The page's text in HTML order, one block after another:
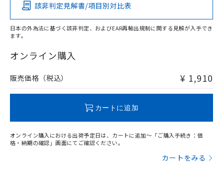
O
在庫等で未対応品が混在する可能性があります。
問い合わせください。
該非判定見解書/項目別対比表
日本の外為法に基づく該非判定、およびEAR再輸出規制に関する見解が入手でき
ます。
オンライン購入
販売価格（税込） ¥ 1,910
カートに追加
オンライン購入における出荷予定日は、カートに追加～「ご購入手続き：価
格・納期の確認」画面にてご確認ください。
カートをみる